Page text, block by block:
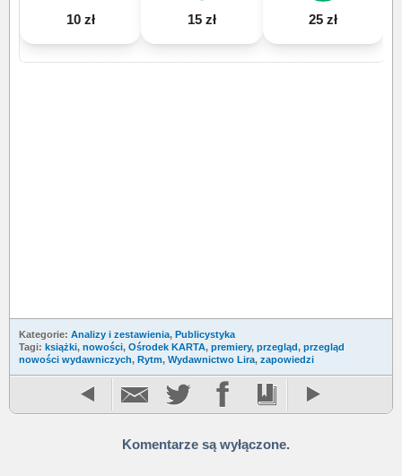
10 zł 15 zł 25 zł
Kategorie: Analizy i zestawienia, Publicystyka
Tagi: książki, nowości, Ośrodek KARTA, premiery, przegląd, przegląd
nowości wydawniczych, Rytm, Wydawnictwo Lira, zapowiedzi
Komentarze są wyłączone.